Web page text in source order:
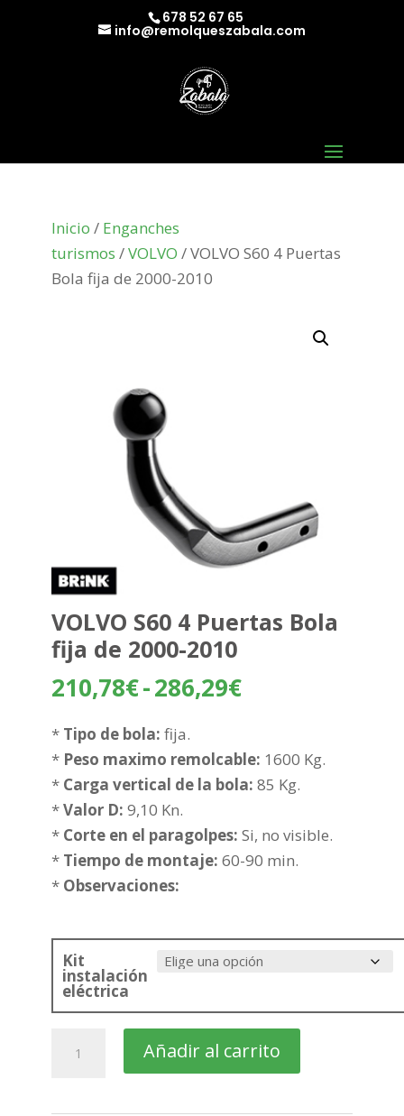
678 52 67 65
info@remolqueszabala.com
Inicio / Enganches
turismos /VOLVO / VOLVO S60 4 Puertas
Bola fija de 2000-2010
VOLVO S60 4 Puertas Bola
fija de 2000-2010
210,78€-286,29€Rango
desde
210,78€
286,29€
* Tipo de bola: fija.
* Peso maximo remolcable: 1600 Kg.
* Carga vertical de la bola: 85 Kg.
*Valor D: 9,10 Kn.
* Corte en el paragolpes: Si, no visible.
* Tiempo de montaje: 60-90 min.
* Observaciones:
Kit
instalación
eléctrica
Añadir al carrito